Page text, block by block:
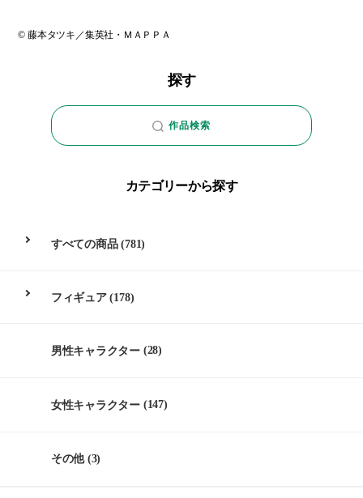
© 藤本タツキ／集英社・ＭＡＰＰＡ
探す
作品検索
カテゴリーから探す
すべての商品(781)
フィギュア(178)
男性キャラクター (28)
女性キャラクター (147)
その他(3)